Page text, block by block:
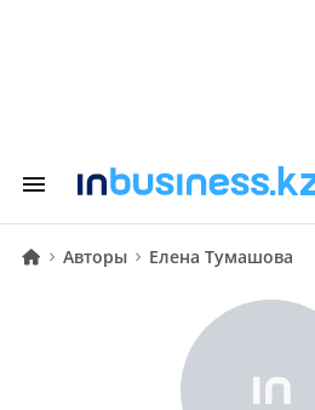
Авторы Елена Тумашова